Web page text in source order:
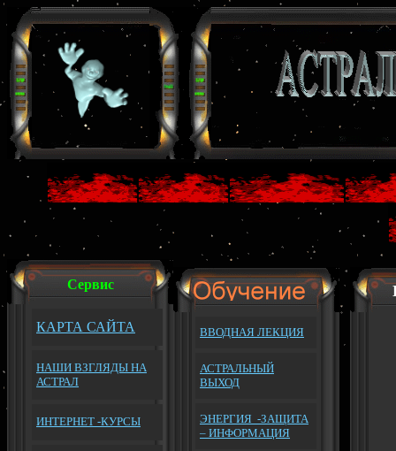
Сервис
КАРТА САЙТА
НАШИ ВЗГЛЯДЫ НА
АСТРАЛ
ИНТЕРНЕТ -КУРСЫ
ВВОДНАЯ ЛЕКЦИЯ
АСТРАЛЬНЫЙ
ВЫХОД
ЭНЕРГИЯ -ЗАЩИТА
– ИНФОРМАЦИЯ